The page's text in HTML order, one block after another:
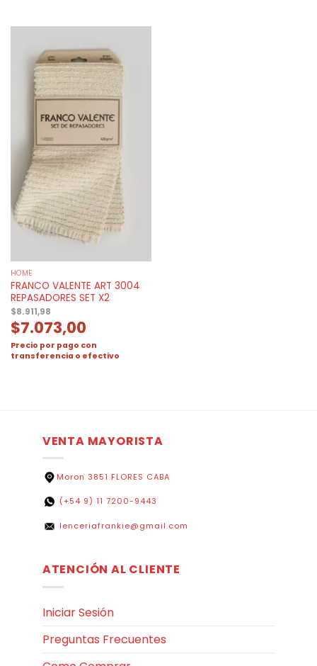
HOME
FRANCO VALENTE ART 3004
REPASADORES SET X2
$8.911,98
$7.073,00
Precio por pago con
transferencia o efectivo
VENTA MAYORISTA
Moron 3851 FLORES CABA
(+54 9) 11 7200-9443
lenceriafrankie@gmail.com
ATENCIÓN AL CLIENTE
Iniciar Sesión
Preguntas Frecuentes